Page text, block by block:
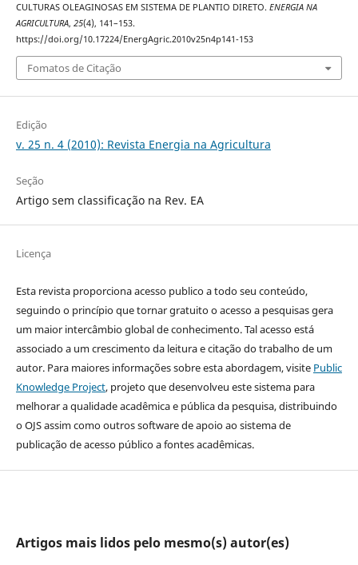
CULTURAS OLEAGINOSAS EM SISTEMA DE PLANTIO DIRETO. ENERGIA NA
AGRICULTURA, 25(4), 141–153.
https://doi.org/10.17224/EnergAgric.2010v25n4p141-153
Fomatos de Citação
Edição
v. 25 n. 4 (2010): Revista Energia na Agricultura
Seção
Artigo sem classificação na Rev. EA
Licença
Esta revista proporciona acesso publico a todo seu conteúdo,
seguindo o princípio que tornar gratuito o acesso a pesquisas gera
um maior intercâmbio global de conhecimento. Tal acesso está
associado a um crescimento da leitura e citação do trabalho de um
autor. Para maiores informações sobre esta abordagem, visite Public
Knowledge Project, projeto que desenvolveu este sistema para
melhorar a qualidade acadêmica e pública da pesquisa, distribuindo
o OJS assim como outros software de apoio ao sistema de
publicação de acesso público a fontes acadêmicas.
Artigos mais lidos pelo mesmo(s) autor(es)